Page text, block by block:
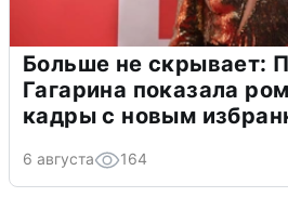
Больше не скрывает:
Гагарина показала
кадры с новым
6 августа 164